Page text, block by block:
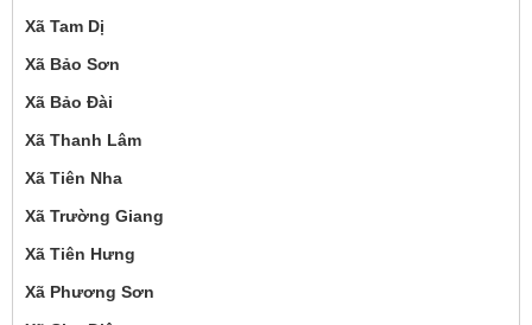
Xã Tam Dị
Xã Bảo Sơn
Xã Bảo Đài
Xã Thanh Lâm
Xã Tiên Nha
Xã Trường Giang
Xã Tiên Hưng
Xã Phương Sơn